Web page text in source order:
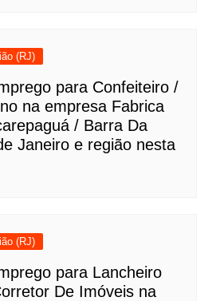
(RJ)
para Confeiteiro /
na empresa Fabrica
/ Barra Da
Janeiro e região nesta
(RJ)
para Lancheiro
De Imóveis na